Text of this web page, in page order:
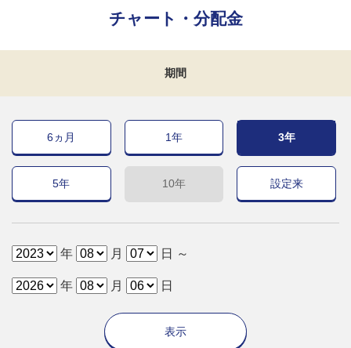
チャート・分配金
期間
6ヵ月 1年 3年
5年 10年 設定来
年 月 日 ～
年 月 日
表示